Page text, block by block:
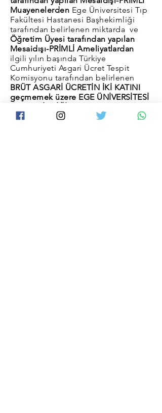
Muayenelerden Ege Üniversitesi Tıp
Fakültesi Hastanesi Başhekimliği
tarafından belirlenen miktarda ve
Öğretim Üyesi tarafından yapılan
Mesaidışı-PRİMLİ Ameliyatlardan
ilgili yılın başında Türkiye
Cumhuriyeti Asgari Ücret Tespit
Komisyonu tarafından belirlenen
BRÜT ASGARİ ÜCRETİN İKİ KATINI
geçmemek üzere EGE ÜNİVERSİTESİ
alınabilmektedir.